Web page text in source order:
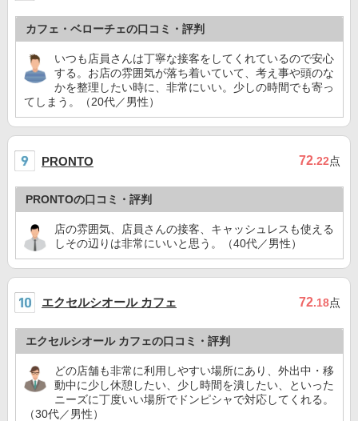
カフェ・ベローチェの口コミ・評判
いつも店員さんは丁寧な接客をしてくれているので安心
する。お店の雰囲気が落ち着いていて、考え事や頭のな
かを整理したい時に、非常にいい。少しの時間でも寄っ
てしまう。（20代／男性）
PRONTO 72.22点
PRONTOの口コミ・評判
店の雰囲気、店員さんの接客、キャッシュレスも使える
しその辺りは非常にいいと思う。（40代／男性）
エクセルシオール カフェ 72.18点
エクセルシオール カフェの口コミ・評判
どの店舗も非常に利用しやすい場所にあり、外出中・移
動中に少し休憩したい、少し時間を潰したい、といった
ニーズに丁度いい場所でドンピシャで対応してくれる。
（30代／男性）